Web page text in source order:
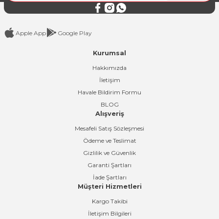
Apple App Google Play
Kurumsal
Hakkımızda
İletişim
Havale Bildirim Formu
BLOG
Alışveriş
Mesafeli Satış Sözleşmesi
Ödeme ve Teslimat
Gizlilik ve Güvenlik
Garanti Şartları
İade Şartları
Müşteri Hizmetleri
Kargo Takibi
İletişim Bilgileri